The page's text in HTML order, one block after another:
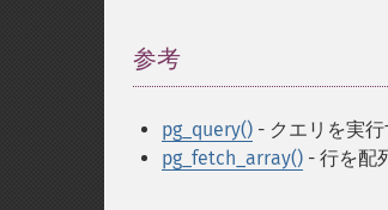
参考
pg_query() - クエリを実行
pg_fetch_array() - 行を配